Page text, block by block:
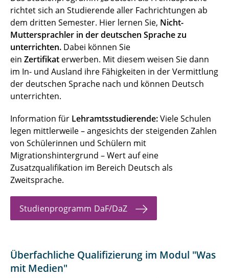
richtet sich an Studierende aller Fachrichtungen ab
dem dritten Semester. Hier lernen Sie, Nicht-
Muttersprachler in der deutschen Sprache zu
unterrichten. Dabei können Sie
ein Zertifikat erwerben. Mit diesem weisen Sie dann
im In- und Ausland ihre Fähigkeiten in der Vermittlung
der deutschen Sprache nach und können Deutsch
unterrichten.
Information für Lehramtsstudierende:Viele Schulen
legen mittlerweile – angesichts der steigenden Zahlen
von Schülerinnen und Schülern mit
Migrationshintergrund – Wert auf eine
Zusatzqualifikation im Bereich Deutsch als
Zweitsprache.
Studienprogramm DaF/DaZ
Überfachliche Qualifizierung im Modul "Was
mit Medien"